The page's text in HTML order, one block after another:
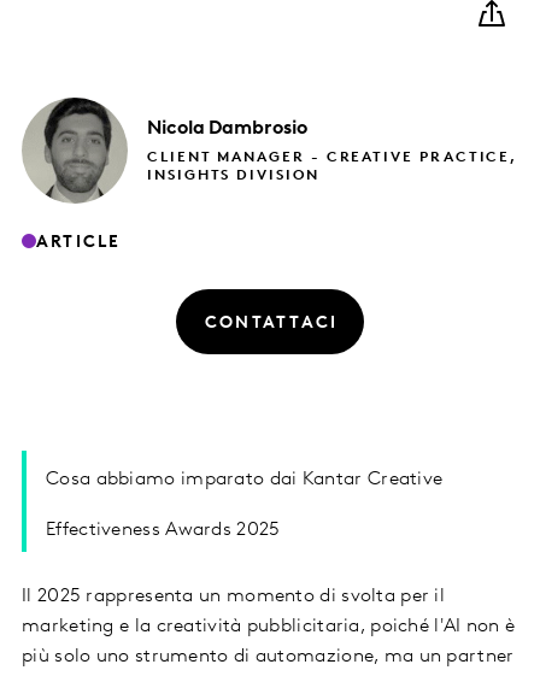
Nicola Dambrosio
CLIENT MANAGER - CREATIVE PRACTICE,
INSIGHTS DIVISION
ARTICLE
CONTATTACI
Cosa abbiamo imparato dai Kantar Creative
Effectiveness Awards 2025
Il 2025 rappresenta un momento di svolta per il
marketing e la creatività pubblicitaria, poiché l'AI non è
più solo uno strumento di automazione, ma un partner